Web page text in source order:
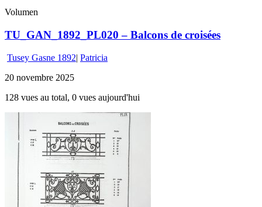
Volumen
TU_GAN_1892_PL020 – Balcons de croisées
Tusey Gasne 1892| Patricia
20 novembre 2025
128 vues au total, 0 vues aujourd'hui